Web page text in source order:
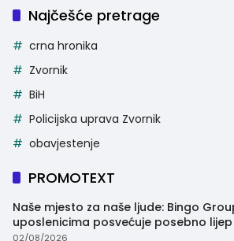
Najčešće pretrage
crna hronika
Zvornik
BiH
Policijska uprava Zvornik
obavjestenje
PROMOTEXT
Naše mjesto za naše ljude: Bingo
uposlenicima posvećuje posebno
trenutak
02/08/2026